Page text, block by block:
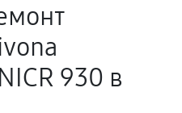
детали при
в течение
заявленным
930 в